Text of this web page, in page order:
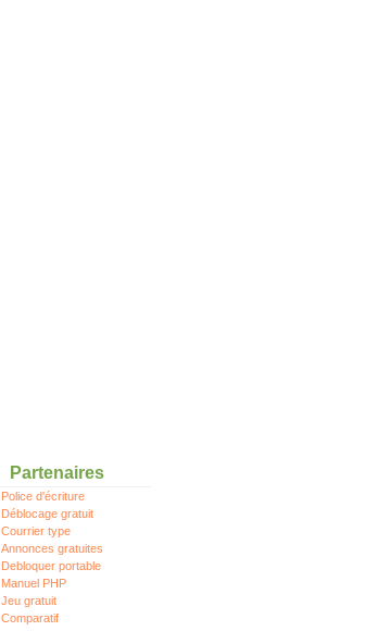
Partenaires
Police d'écriture
Déblocage gratuit
Courrier type
Annonces gratuites
Debloquer portable
Manuel PHP
Jeu gratuit
Comparatif